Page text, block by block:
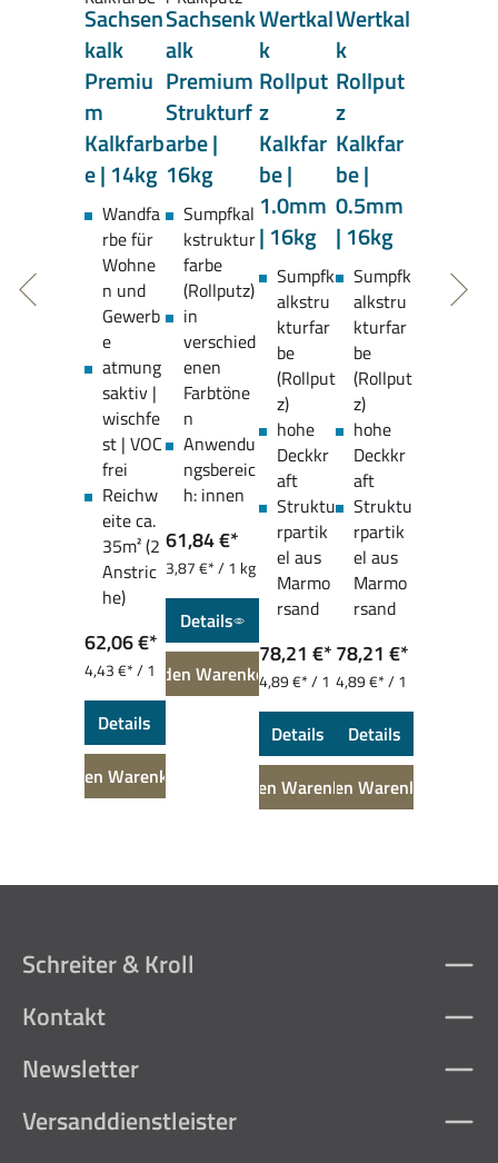
Sachsen
kalk
Premiu
m
Kalkfarb
e | 14kg
Wandfa
rbe für
Wohne
n und
Gewerb
e
atmung
saktiv |
wischfe
st | VOC
frei
Reichw
eite ca.
35m² (2
Anstric
he)
62,06 €*
4,43 €* / 1
Details
In den Warenkorb
Sachsenk
alk
Premium
Strukturf
arbe |
16kg
Sumpfkal
kstruktur
farbe
(Rollputz)
in
verschied
enen
Farbtöne
n
Anwendu
ngsbereic
h: innen
61,84 €*
3,87 €* / 1 kg
Details
In den Warenkorb
Wertkal
k
Rollput
z
Kalkfar
be |
1.0mm
| 16kg
Sumpfk
alkstru
kturfar
be
(Rollput
z)
hohe
Deckkr
aft
Struktu
rpartik
el aus
Marmo
rsand
78,21 €*
4,89 €* / 1
kg
Details
In den Warenkorb
Wertkal
k
Rollput
z
Kalkfar
be |
0.5mm
| 16kg
Sumpfk
alkstru
kturfar
be
(Rollput
z)
hohe
Deckkr
aft
Struktu
rpartik
el aus
Marmo
rsand
78,21 €*
4,89 €* / 1
Details
In den Warenkorb
Schreiter & Kroll
Kontakt
Newsletter
Versanddienstleister